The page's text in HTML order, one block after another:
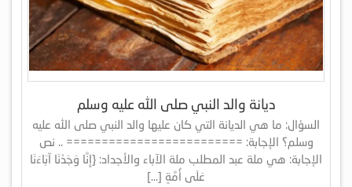
ديانة والد النبي صلى الله عليه وسلم
السؤال: ما هي الديانة التي كان عليها والد النبي صلى الله عليه
وسلم؟ الإجابة: ========================= .. نص
الإجابة: هي ملة عبد المطلب ملة الآباء والأجداد: {إِنَّا وَجَدْنَا آبَاءَنَا
عَلَى أُمَّةٍ […]